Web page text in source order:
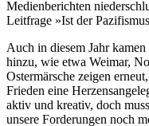
Medienberichten
Leitfrage »Ist der
Auch in diesem Jahr
hinzu, wie etwa Weimar,
Ostermärsche zeigen
Frieden eine
aktiv und kreativ, doch
unsere Forderungen noch